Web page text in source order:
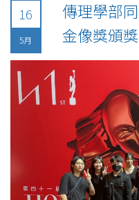
16
5月
傳理學部
金像獎頒